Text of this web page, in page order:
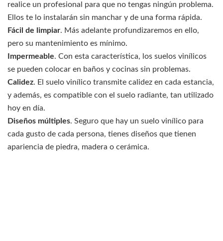
realice un profesional para que no tengas ningún problema.
Ellos te lo instalarán sin manchar y de una forma rápida.
Fácil de limpiar. Más adelante profundizaremos en ello,
pero su mantenimiento es mínimo.
Impermeable. Con esta característica, los suelos vinílicos
se pueden colocar en baños y cocinas sin problemas.
Calidez. El suelo vinílico transmite calidez en cada estancia,
y además, es compatible con el suelo radiante, tan utilizado
hoy en día.
Diseños múltiples. Seguro que hay un suelo vinílico para
cada gusto de cada persona, tienes diseños que tienen
apariencia de piedra, madera o cerámica.